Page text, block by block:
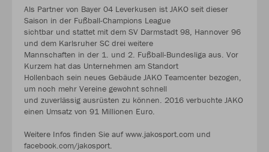
Als Partner von Bayer 04 Leverkusen ist JAKO seit dieser
Saison in der Fußball-Champions League
sichtbar und stattet mit dem SV Darmstadt 98, Hannover 96
und dem Karlsruher SC drei weitere
Mannschaften in der 1. und 2. Fußball-Bundesliga aus. Vor
Kurzem hat das Unternehmen am Standort
Hollenbach sein neues Gebäude JAKO Teamcenter bezogen,
um noch mehr Vereine gewohnt schnell
und zuverlässig ausrüsten zu können. 2016 verbuchte JAKO
einen Umsatz von 91 Millionen Euro.
Weitere Infos finden Sie auf www.jakosport.com und
facebook.com/jakosport.